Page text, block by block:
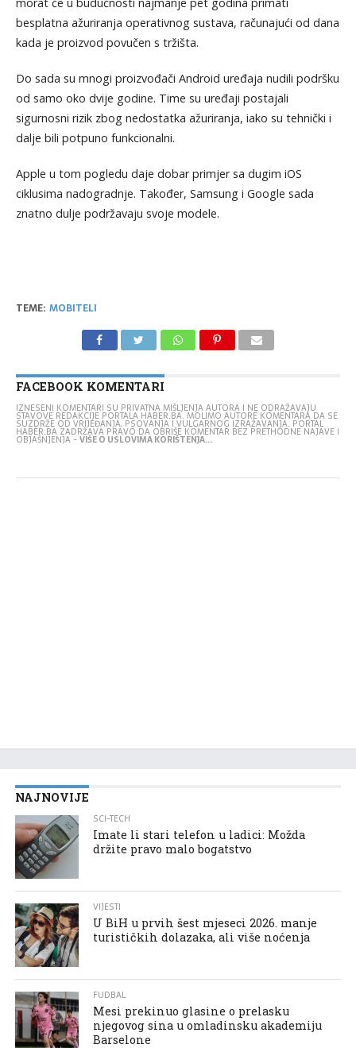
besplatna ažuriranja operativnog sustava, računajući od dana
kada je proizvod povučen s tržišta.
Do sada su mnogi proizvođači Android uređaja nudili podršku
od samo oko dvije godine. Time su uređaji postajali
sigurnosni rizik zbog nedostatka ažuriranja, iako su tehnički i
dalje bili potpuno funkcionalni.
Apple u tom pogledu daje dobar primjer sa dugim iOS
ciklusima nadogradnje. Također, Samsung i Google sada
znatno dulje podržavaju svoje modele.
TEME: MOBITELI
FACEBOOK KOMENTARI
IZNESENI KOMENTARI SU PRIVATNA MIŠLJENJA AUTORA I NE ODRAŽAVAJU
STAVOVE REDAKCIJE PORTALA HABER.BA. MOLIMO AUTORE KOMENTARA DA SE
SUZDRŽE OD VRIJEĐANJA, PSOVANJA I VULGARNOG IZRAŽAVANJA. PORTAL
HABER.BA ZADRŽAVA PRAVO DA OBRIŠE KOMENTAR BEZ PRETHODNE NAJAVE I
OBJAŠNJENJA -VIŠE O USLOVIMA KORIŠTENJA...
NAJNOVIJE
SCI-TECH
Imate li stari telefon u ladici: Možda
držite pravo malo bogatstvo
VIJESTI
U BiH u prvih šest mjeseci 2026. manje
turističkih dolazaka, ali više noćenja
FUDBAL
Mesi prekinuo glasine o prelasku
njegovog sina u omladinsku akademiju
Barselone